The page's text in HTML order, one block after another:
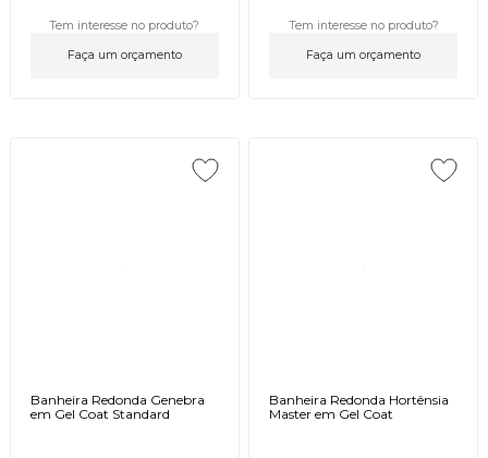
Tem interesse no produto?
Faça um orçamento
Tem interesse no produto?
Faça um orçamento
Banheira Redonda Genebra
em Gel Coat Standard
Banheira Redonda Hortênsia
Master em Gel Coat